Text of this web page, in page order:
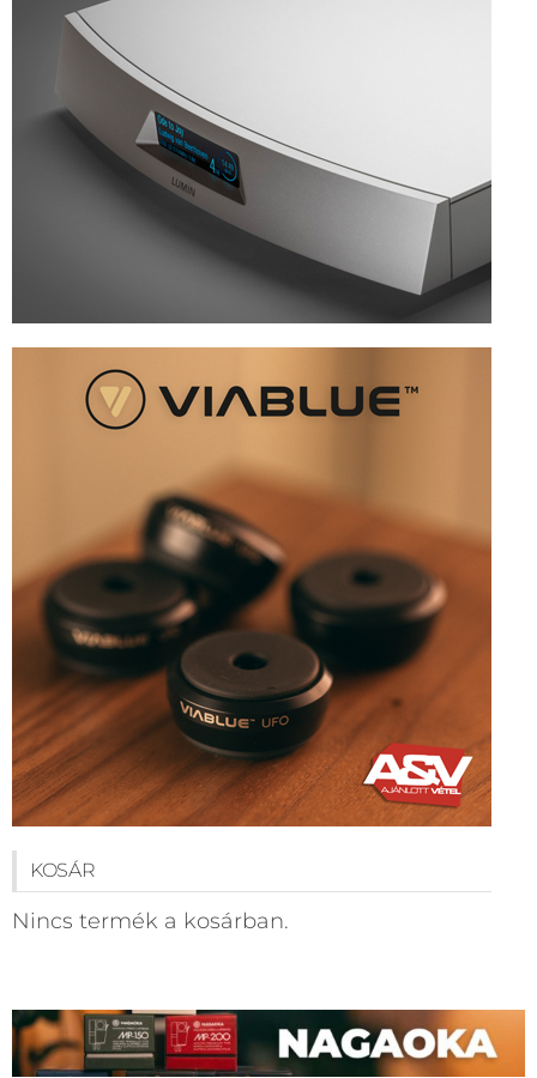
KOSÁR
Nincs termék a kosárban.